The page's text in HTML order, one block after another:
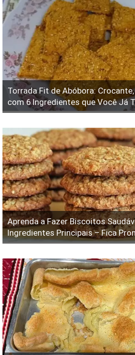
Torrada Fit de Abóbora:
com 6 Ingredientes que Você Já
Aprenda a Fazer Biscoitos
Ingredientes Principais – Fica